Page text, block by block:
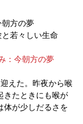
朝方の夢
若々しい生命
：今朝方の夢
えた。昨夜から喉
きたときにも喉が
体が少しだるさを